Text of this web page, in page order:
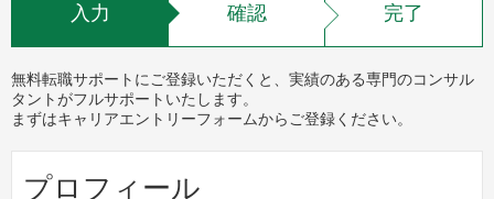
入力 確認 完了
無料転職サポートにご登録いただくと、実績のある専門のコンサル
タントがフルサポートいたします。
まずはキャリアエントリーフォームからご登録ください。
プロフィール